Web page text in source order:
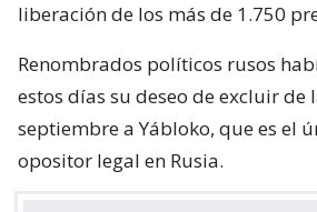
liberación de los más de 1.750
Renombrados políticos rusos
estos días su deseo de excluir de
septiembre a Yábloko, que es el
opositor legal en Rusia.